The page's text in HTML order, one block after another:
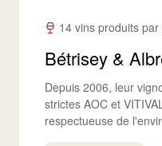
14 vins produits
Bétrisey &
Depuis 2006, leur
strictes AOC et
respectueuse de